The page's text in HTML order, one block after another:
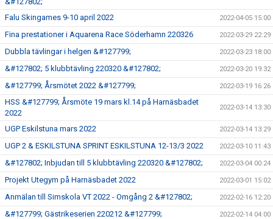
Falu Skingames 9-10 april 2022 2022-04-05 15:00
Fina prestationer i Aquarena Race Söderhamn 220326 2022-03-29 22:29
Dubbla tävlingar i helgen &#127799; 2022-03-23 18:00
&#127802; 5 klubbtävling 220320 &#127802; 2022-03-20 19:32
&#127799; Årsmötet 2022 &#127799; 2022-03-19 16:26
HSS &#127799; Årsmöte 19 mars kl.14 på Harnäsbadet
2022
2022-03-14 13:30
UGP Eskilstuna mars 2022 2022-03-14 13:29
UGP 2 & ESKILSTUNA SPRINT ESKILSTUNA 12-13/3 2022 2022-03-10 11:43
&#127802; Inbjudan till 5 klubbtävling 220320 &#127802; 2022-03-04 00:24
Projekt Utegym på Harnäsbadet 2022 2022-03-01 15:02
Anmälan till Simskola VT 2022 - Omgång 2 &#127802; 2022-02-16 12:20
&#127799; Gästrikeserien 220212 &#127799; 2022-02-14 04:00